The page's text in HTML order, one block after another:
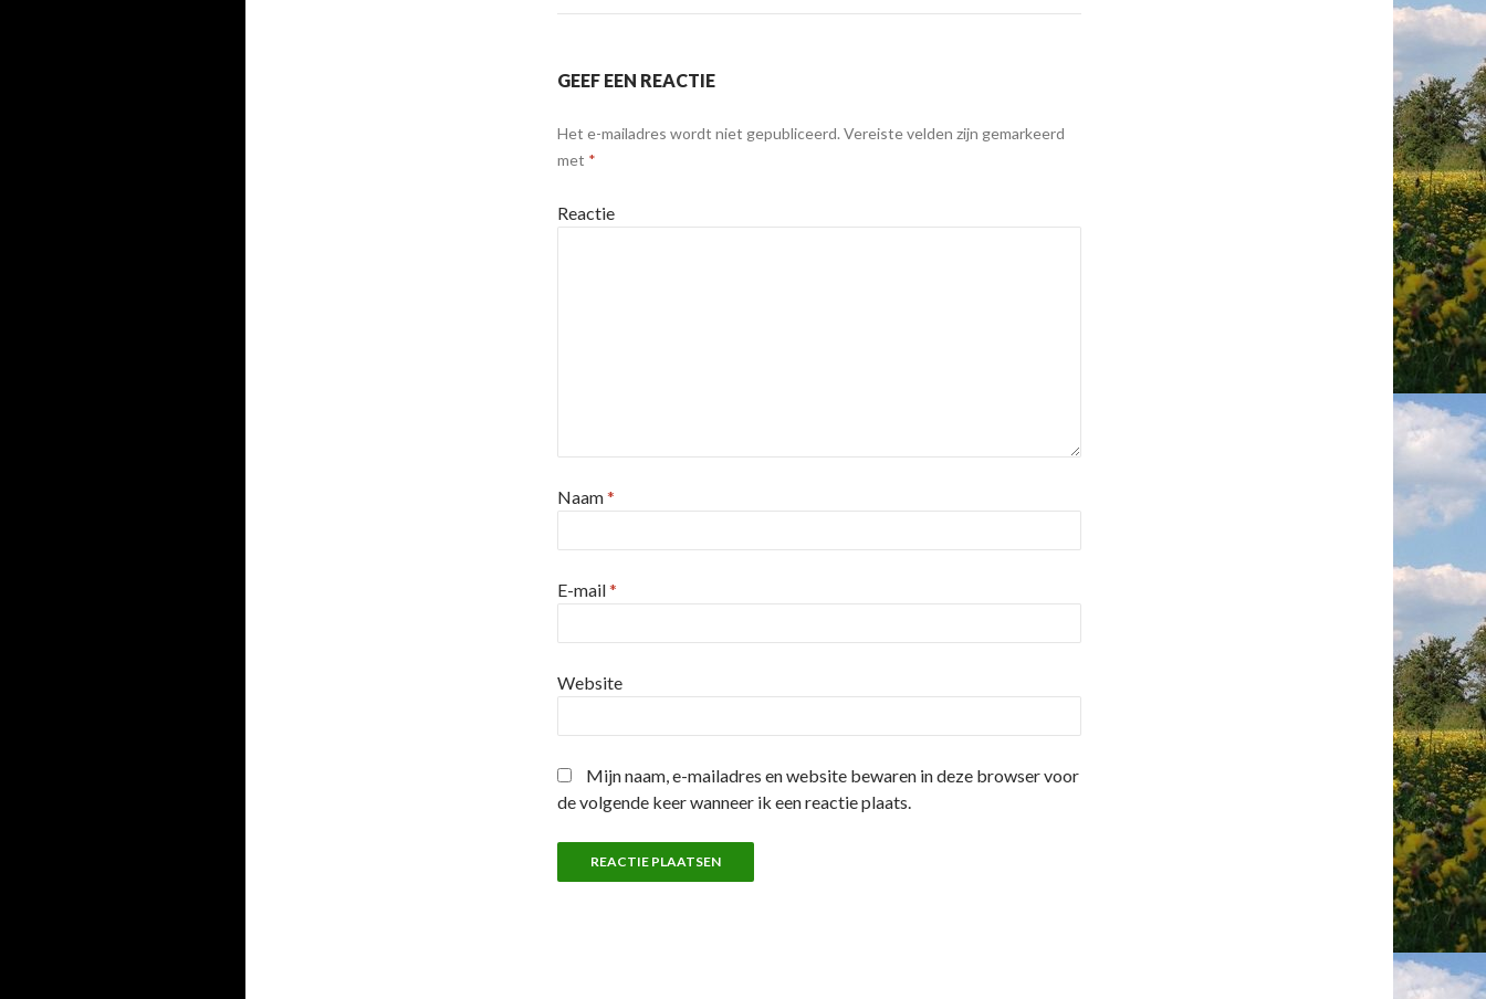
GEEF EEN REACTIE
Het e-mailadres wordt niet gepubliceerd. Vereiste velden zijn gemarkeerd
met *
Reactie
Naam*
E-mail*
Website
Mijn naam, e-mailadres en website bewaren in deze browser voor
de volgende keer wanneer ik een reactie plaats.